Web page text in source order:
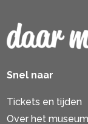
Snel naar
Tickets en tijden
Over het museum